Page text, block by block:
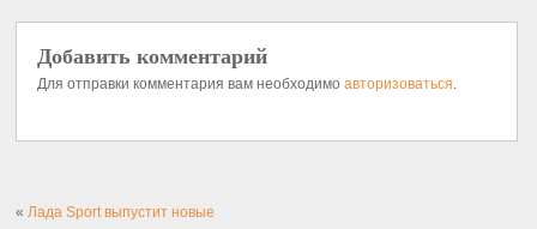
Добавить комментарий
Для отправки комментария вам необходимоавторизоваться.
«Лада Sport выпустит новые